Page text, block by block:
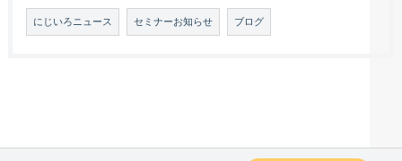
にじいろニュース セミナーお知らせ ブログ